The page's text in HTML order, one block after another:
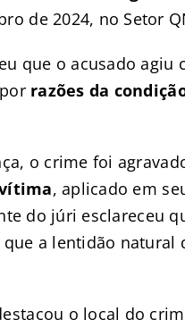
de 2024, no Setor
que o acusado
razões da
o crime foi
, aplicado em
do júri esclareceu
a lentidão natural
o local do